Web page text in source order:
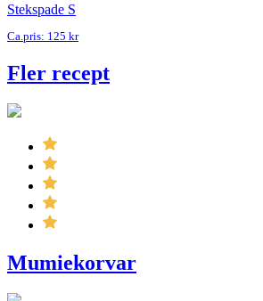
Stekspade S
Ca.pris: 125 kr
Fler recept
Mumiekorvar